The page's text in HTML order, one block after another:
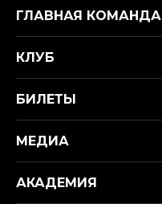
ГЛАВНАЯ КОМАНДА
КЛУБ
БИЛЕТЫ
МЕДИА
АКАДЕМИЯ